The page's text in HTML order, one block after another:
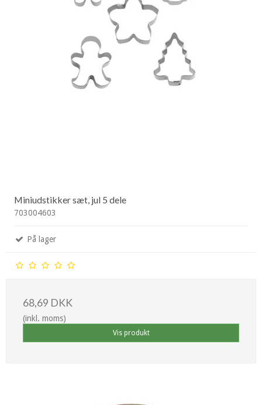
Miniudstikker sæt, jul 5 dele
703004603
På lager
68,69 DKK
(inkl. moms)
Vis produkt